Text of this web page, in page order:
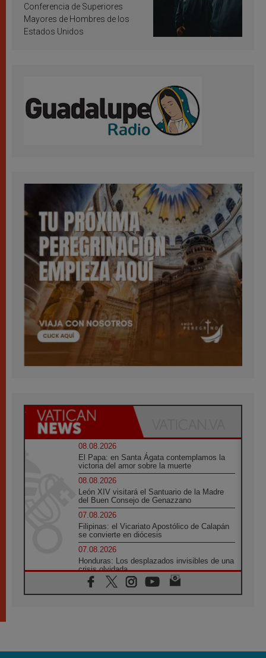
Conferencia de Superiores
Mayores de Hombres de los
Estados Unidos
08.08.2026
El Papa: en Santa Ágata contemplamos la
victoria del amor sobre la muerte
08.08.2026
León XIV visitará el Santuario de la Madre
del Buen Consejo de Genazzano
07.08.2026
Filipinas: el Vicariato Apostólico de Calapán
se convierte en diócesis
07.08.2026
Honduras: Los desplazados invisibles de una
crisis olvidada
07.08.2026
Bokalic: "En Argentina el Papa León señalará
07.08.2026